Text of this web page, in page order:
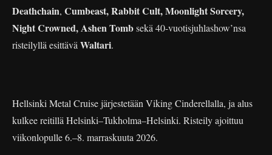
Deathchain, Cumbeast, Rabbit Cult, Moonlight Sorcery,
Night Crowned, Ashen Tombsekä 40-vuotisjuhlashow’nsa
risteilyllä esittävä Waltari.
Hellsinki Metal Cruise järjestetään Viking Cinderellalla, ja alus
kulkee reitillä Helsinki–Tukholma–Helsinki. Risteily ajoittuu
viikonlopulle 6.–8. marraskuuta 2026.